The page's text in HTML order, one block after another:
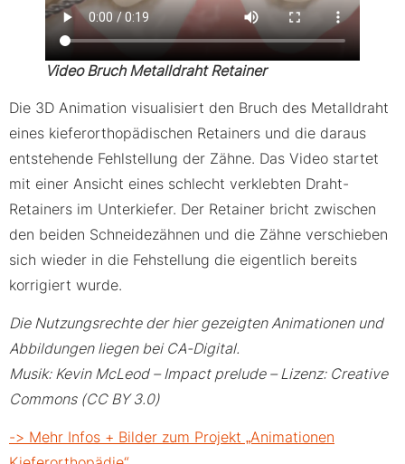
Video Bruch Metalldraht Retainer
Die 3D Animation visualisiert den Bruch des Metalldraht
eines kieferorthopädischen Retainers und die daraus
entstehende Fehlstellung der Zähne. Das Video startet
mit einer Ansicht eines schlecht verklebten Draht-
Retainers im Unterkiefer. Der Retainer bricht zwischen
den beiden Schneidezähnen und die Zähne verschieben
sich wieder in die Fehstellung die eigentlich bereits
korrigiert wurde.
Die Nutzungsrechte der hier gezeigten Animationen und
Abbildungen liegen bei CA-Digital.
Musik: Kevin McLeod – Impact prelude – Lizenz: Creative
Commons (CC BY 3.0)
-> Mehr Infos + Bilder zum Projekt „Animationen